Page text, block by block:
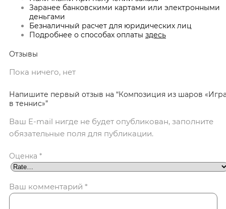
Заранее банковскими картами или электронными
деньгами
Безналичный расчет для юридических лиц
Подробнее о способах оплаты здесь
Отзывы
Пока ничего, нет
Напишите первый отзыв на “Композиция из шаров
в теннис»”
Ваш E-mail нигде не будет опубликован, заполните
обязательные поля для публикации.
Оценка *
Ваш комментарий *